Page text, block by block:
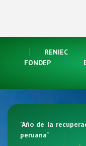
RENIEC
FONDEP
"Año de la
peruana"